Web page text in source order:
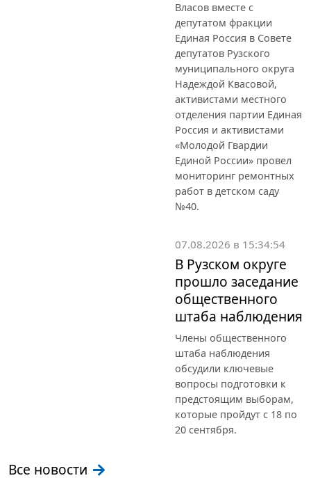
Власов вместе с
депутатом фракции
Единая Россия в Совете
депутатов Рузского
муниципального округа
Надеждой Квасовой,
активистами местного
отделения партии Единая
Россия и активистами
«Молодой Гвардии
Единой России» провел
мониторинг ремонтных
работ в детском саду
№40.
07.08.2026 в 15:34:54
В Рузском округе
прошло заседание
общественного
штаба наблюдения
Члены общественного
штаба наблюдения
обсудили ключевые
вопросы подготовки к
предстоящим выборам,
которые пройдут с 18 по
20 сентября.
Все новости